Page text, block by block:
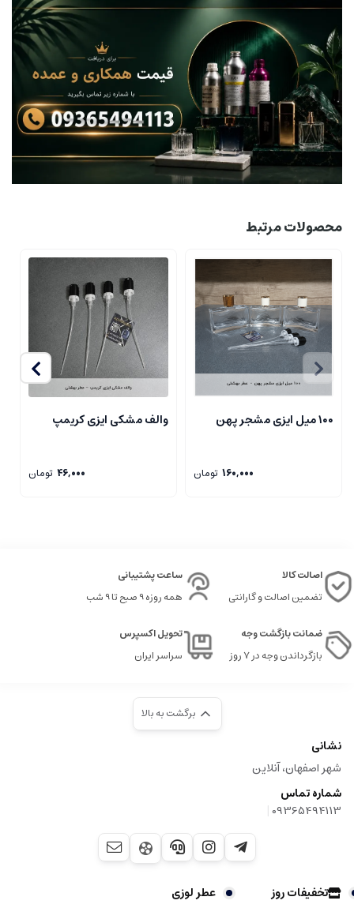
محصولات مرتبط
۱۰۰ میل ایزی مشجر پهن
160,000 تومان
والف مشکی ایزی کریمپ
46,000 تومان
اصالت کالا
تضمین اصالت و گارانتی
ساعت پشتیبانی
همه روزه 9 صبح تا 9 شب
ضمانت بازگشت وجه
بازگرداندن وجه در ۷ روز
تحویل اکسپرس
سراسر ایران
برگشت به بالا
نشانی
شهر اصفهان، آنلاین
شماره تماس
09365494113
|
تخفیفات روز عطر لوزی